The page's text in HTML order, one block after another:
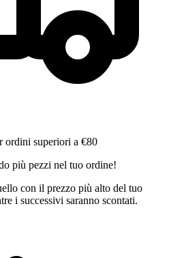
ordini superiori a €80
più pezzi nel tuo ordine!
con il prezzo più alto del tuo
i successivi saranno scontati.